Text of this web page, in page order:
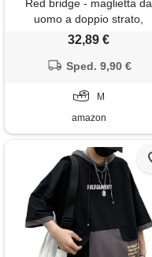
Red bridge - maglietta da
uomo a doppio strato,
oversize, con cappuccio in
cotone, nero , m
32,89 €
Sped. 9,90 €
M
amazon